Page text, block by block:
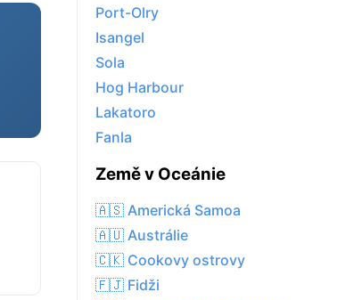
Port-Olry
Isangel
Sola
Hog Harbour
Lakatoro
Fanla
Země v Oceánie
🇦🇸 Americká Samoa
🇦🇺 Austrálie
🇨🇰 Cookovy ostrovy
🇫🇯 Fidži